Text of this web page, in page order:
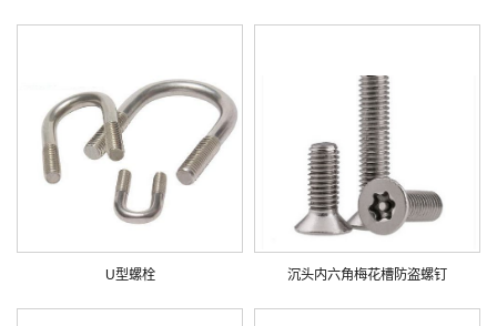
U型螺栓 沉头内六角梅花槽防盗螺钉